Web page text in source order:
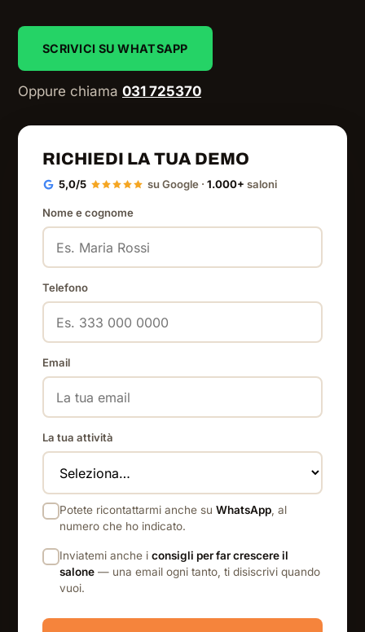
SCRIVICI SU WHATSAPP
Oppure chiama 031 725370
RICHIEDI LA TUA DEMO
5,0/5 su Google · 1.000+ saloni
Nome e cognome
Telefono
Email
La tua attività
Potete ricontattarmi anche su WhatsApp, al
numero che ho indicato.
Inviatemi anche i consigli per far crescere il
salone — una email ogni tanto, ti disiscrivi quando
vuoi.